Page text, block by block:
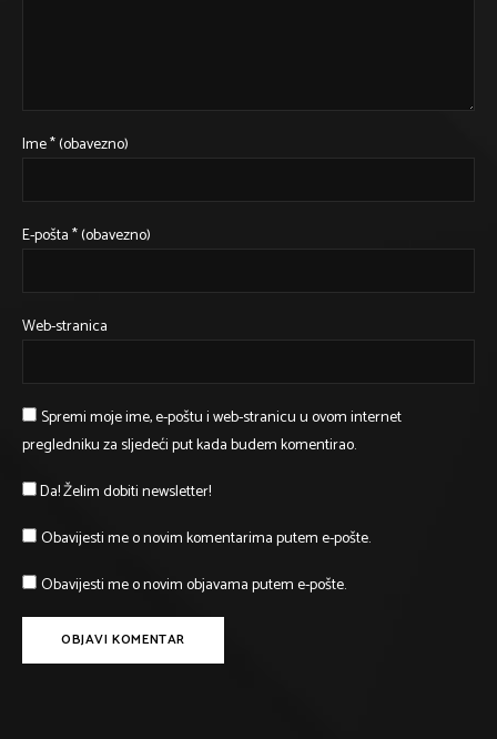
Ime* (obavezno)
E-pošta* (obavezno)
Web-stranica
Spremi moje ime, e-poštu i web-stranicu u ovom internet
pregledniku za sljedeći put kada budem komentirao.
Da! Želim dobiti newsletter!
Obavijesti me o novim komentarima putem e-pošte.
Obavijesti me o novim objavama putem e-pošte.